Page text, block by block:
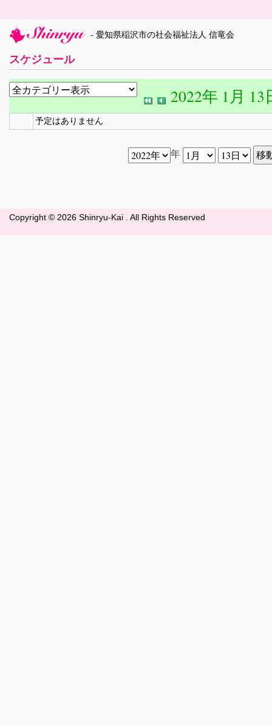
- 愛知県稲沢市の社会福祉法人 信竜会
スケジュール
2022年 1月
予定はありません
年
Copyright © 2026 Shinryu-Kai . All Rights Reserved